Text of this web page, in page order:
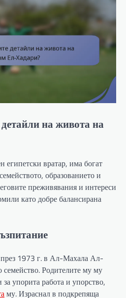
на живота на
египетски вратар, има богат
образованието и
преживявания и интереси
като добре балансирана
1973 г. в Ал-Махала Ал-
Родителите му му
упорита работа и упорство,
му. Израснал в подкрепяща